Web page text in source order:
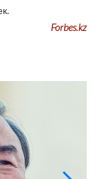
Forbes.kz